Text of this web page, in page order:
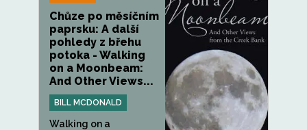
Chůze po měsíčním
paprsku: A další
pohledy z břehu
potoka - Walking
on a Moonbeam:
And Other Views...
BILL MCDONALD
Walking on a